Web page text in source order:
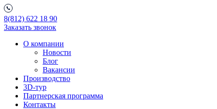
8(812) 622 18 90
Заказать звонок
О компании
Новости
Блог
Вакансии
Производство
3D-тур
Партнерская программа
Контакты